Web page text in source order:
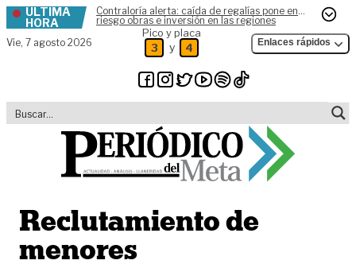
Skip to content
ÚLTIMA
HORA
Contraloría alerta: caída de regalías pone en
riesgo obras e inversión en las regiones
Vie, 7 agosto 2026
Pico y placa
3 y 4 Enlaces rápidos
Reclutamiento de
menores